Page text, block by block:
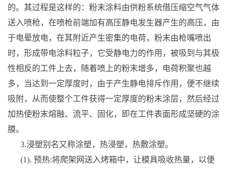
的。其过程是这样的：粉末涂料由供粉系统借压缩空气气体
送入喷枪，在喷枪前端加有高压静电发生器产生的高压，由
于电晕放电，在其附近产生密集的电荷，粉末由枪嘴喷出
时，形成带电涂料粒子，它受静电力的作用，被吸到与其极
性相反的工件上去，随着喷上的粉末增多，电荷积聚也越
多，当达到一定厚度时，由于产生静电排斥作用，便不继续
吸附，从而使整个工件获得一定厚度的粉末涂层，然后经过
加热使粉末熔融、流平、固化，即在工件表面形成坚硬的涂
膜。
3.浸塑别名又称涂塑，热浸塑，热敷涂塑。
(1). 预热:将爬架网送入烤箱中，让模具吸收热量，以便